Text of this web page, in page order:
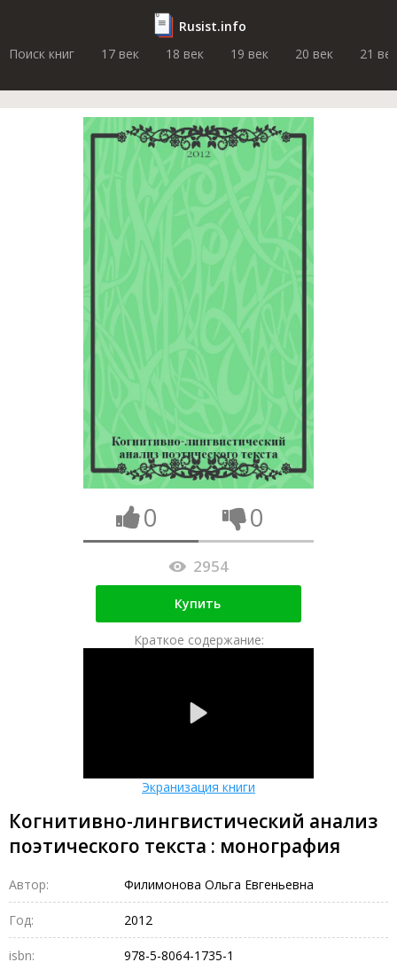
Rusist.info
Поиск книг
17 век 18 век 19 век 20 век 21 век
0 0
2954
Купить
Краткое содержание:
Экранизация книги
Когнитивно-лингвистический анализ
поэтического текста : монография
Автор: Филимонова Ольга Евгеньевна
Год: 2012
isbn: 978-5-8064-1735-1